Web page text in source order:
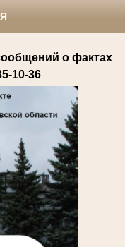
о фактах
10-36